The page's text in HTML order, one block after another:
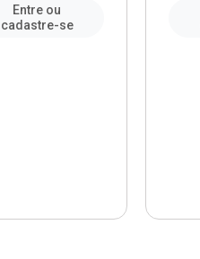
Entre ou
cadastre-se